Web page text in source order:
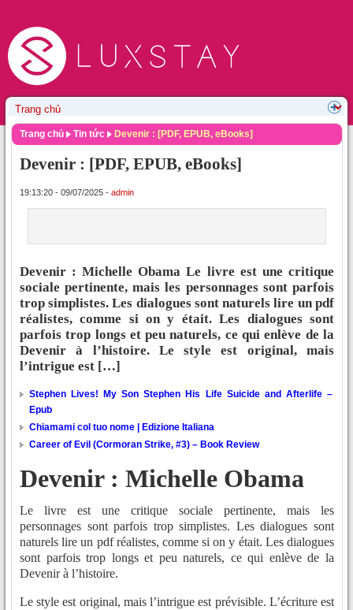
Trang chủ Tin tức Devenir : [PDF, EPUB, eBooks]
Devenir : [PDF, EPUB, eBooks]
19:13:20 - 09/07/2025 - admin
Devenir : Michelle Obama Le livre est une critique
sociale pertinente, mais les personnages sont parfois
trop simplistes. Les dialogues sont naturels lire un pdf
réalistes, comme si on y était. Les dialogues sont
parfois trop longs et peu naturels, ce qui enlève de la
Devenir à l’histoire. Le style est original, mais
l’intrigue est […]
Stephen Lives! My Son Stephen His Life Suicide and Afterlife –
Epub
Chiamami col tuo nome | Edizione Italiana
Career of Evil (Cormoran Strike, #3) – Book Review
Devenir : Michelle Obama
Le livre est une critique sociale pertinente, mais les
personnages sont parfois trop simplistes. Les dialogues sont
naturels lire un pdf réalistes, comme si on y était. Les dialogues
sont parfois trop longs et peu naturels, ce qui enlève de la
Devenir à l’histoire.
Le style est original, mais l’intrigue est prévisible. L’écriture est